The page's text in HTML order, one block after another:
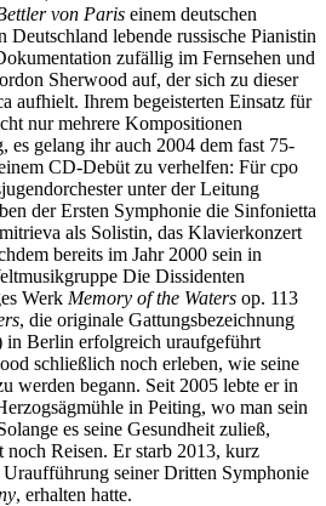
von Paris einem deutschen
lebende russische Pianistin
zufällig im Fernsehen und
Sherwood auf, der sich zu dieser
aufhielt. Ihrem begeisterten Einsatz für
nur mehrere Kompositionen
es gelang ihr auch 2004 dem fast 75-
CD-Debüt zu verhelfen: Für cpo
unter der Leitung
der Ersten Symphonie die Sinfonietta
als Solistin, das Klavierkonzert
bereits im Jahr 2000 sein in
Die Dissidenten
Werk Memory of the Waters op. 113
, die originale Gattungsbezeichnung
in Berlin erfolgreich uraufgeführt
schließlich noch erleben, wie seine
werden begann. Seit 2005 lebte er in
in Peiting, wo man sein
es seine Gesundheit zuließ,
noch Reisen. Er starb 2013, kurz
Uraufführung seiner Dritten Symphonie
, erhalten hatte.